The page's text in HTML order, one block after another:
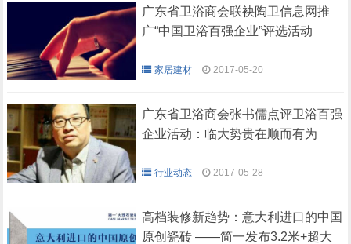
广东省卫浴商会联袂陶卫信息网推
广“中国卫浴百强企业”评选活动
家居建材 2017-05-20
广东省卫浴商会张书儒点评卫浴百强
企业活动：临大势贵在顺而有为
行业动态 2017-05-28
高档装修新趋势：意大利进口的中国
原创瓷砖 ——简一发布3.2米+超大